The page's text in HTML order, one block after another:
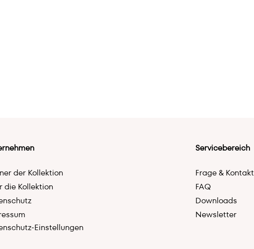
der Kollektion
die Kollektion
Einstellungen
Servicebereich
Frage & Kontakt
FAQ
Downloads
Newsletter